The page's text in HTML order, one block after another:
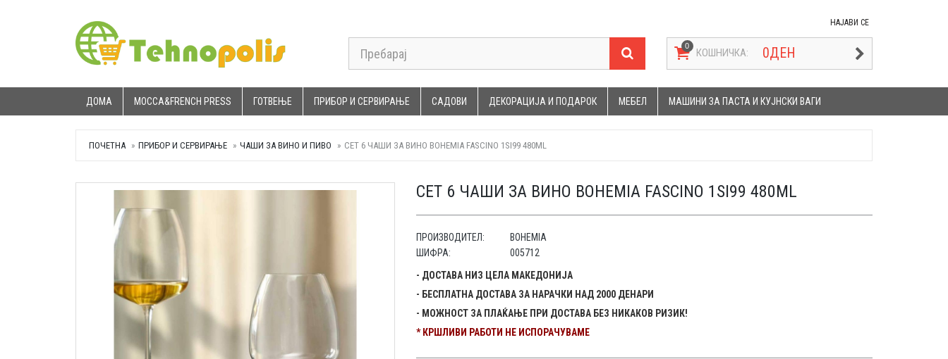
НАЈАВИ СЕ
КОШНИЧКА: 0ДЕН
ДОМА MOCCA&FRENCH PRESS ГОТВЕЊЕ ПРИБОР И СЕРВИРАЊЕ САДОВИ ДЕКОРАЦИЈА И ПОДАРОК МЕБЕЛ МАШИНИ ЗА ПАСТА И КУЈНСКИ ВАГИ
ПОЧЕТНА ПРИБОР И СЕРВИРАЊЕ ЧАШИ ЗА ВИНО И ПИВО СЕТ 6 ЧАШИ ЗА ВИНО BOHEMIA FASCINO 1SI99 480ML
СЕТ 6 ЧАШИ ЗА ВИНО BOHEMIA FASCINO 1SI99 480ML
ПРОИЗВОДИТЕЛ:
BOHEMIA
ШИФРА:
005712
- ДОСТАВА НИЗ ЦЕЛА МАКЕДОНИЈА
- БЕСПЛАТНА ДОСТАВА ЗА НАРАЧКИ НАД 2000 ДЕНАРИ
- МОЖНОСТ ЗА ПЛАЌАЊЕ ПРИ ДОСТАВА БЕЗ НИКАКОВ РИЗИК!
* КРШЛИВИ РАБОТИ НЕ ИСПОРАЧУВАМЕ